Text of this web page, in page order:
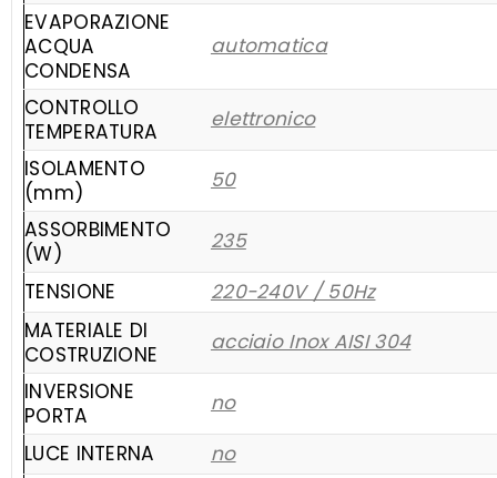
EVAPORAZIONE
ACQUA
CONDENSA
automatica
CONTROLLO
TEMPERATURA
elettronico
ISOLAMENTO
(mm)
50
ASSORBIMENTO
(W)
235
TENSIONE
220-240V / 50Hz
MATERIALE DI
COSTRUZIONE
acciaio Inox AISI 304
INVERSIONE
PORTA
no
LUCE INTERNA
no